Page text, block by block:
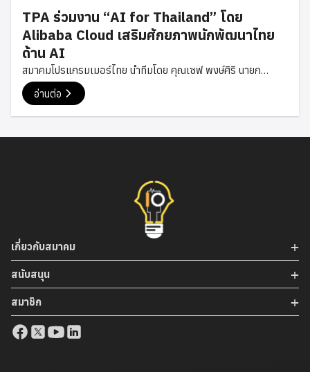
เติบโตของเศรษฐกิจดิจิทัลไทยอย่างยั่งยืน การลงนามบันทึกข้อ
ตกลงในครั้งนี้นับเป็นอีกก้าวสำคัญของสมาคมโปรแกรมเมอร์ไทย
ในการสร้างเครือข่ายความร่วมมือกับองค์กรชั้นนำของประเทศ
เพื่อผลักดันการพัฒนาอุตสาหกรรมเทคโนโลยีไทย และเปิดโอกาส
ให้เกิดการต่อยอดนวัตกรรมที่เป็นประโยชน์ต่อสังคมและเศรษฐกิจ
ในอนาคต #TPA #ThaiProgrammer #MOU #TPAPartner
TPA ร่วมงาน “AI for Thailand” โดย
Alibaba Cloud เสริมศักยภาพนักพัฒนาไทย
ด้าน AI
สมาคมโปรแกรมเมอร์ไทย นำทีมโดย คุณเซฟ พงษ์ศิริ นายก
สมาคม, คุณเกรท สรวิศ อุปนายกสมาคม, คุณภูมิ ณัฐนันท์
กรรมการสมาคม และคุณโม กฤษฎา กรรมการสมาคม เข้าร่วมงาน
“AI for Thailand” ซึ่งจัดขึ้นโดย Alibaba Cloud เมื่อวันที่ 9
พฤษภาคม 2568 ณ กรุงเทพ งานดังกล่าวจัดขึ้นเพื่อส่งเสริม
เทคโนโลยีปัญญาประดิษฐ์ หรือ Artificial Intelligence มา
ประยุกต์ใช้ในการพัฒนาโซลูชันดิจิทัล การสร้างนวัตกรรม และการ
ต่อยอดธุรกิจได้อย่างมีประสิทธิภาพ ตอบรับกับทิศทางของ
เศรษฐกิจดิจิทัลที่กำลังเติบโตอย่างรวดเร็วในปัจจุบัน ภายในงานมี
การบรรยายและนำเสนอเนื้อหาจากผู้เชี่ยวชาญของ Alibaba
Cloud ซึ่งได้ถ่ายทอดองค์ความรู้เกี่ยวกับเทคโนโลยี AI ล่าสุด รวม
ถึงแนวโน้มการพัฒนาแพลตฟอร์ม AI และบริการด้าน Cloud ที่
กำลังมีบทบาทสำคัญในระดับโลก นอกจากนี้ยังมีการนำเสนอกรณี
ศึกษาการประยุกต์ใช้ AI ในหลากหลายอุตสาหกรรม เช่น […]
อ่านต่อ
เกี่ยวกับสมาคม
สนับสนุน
สมาชิก